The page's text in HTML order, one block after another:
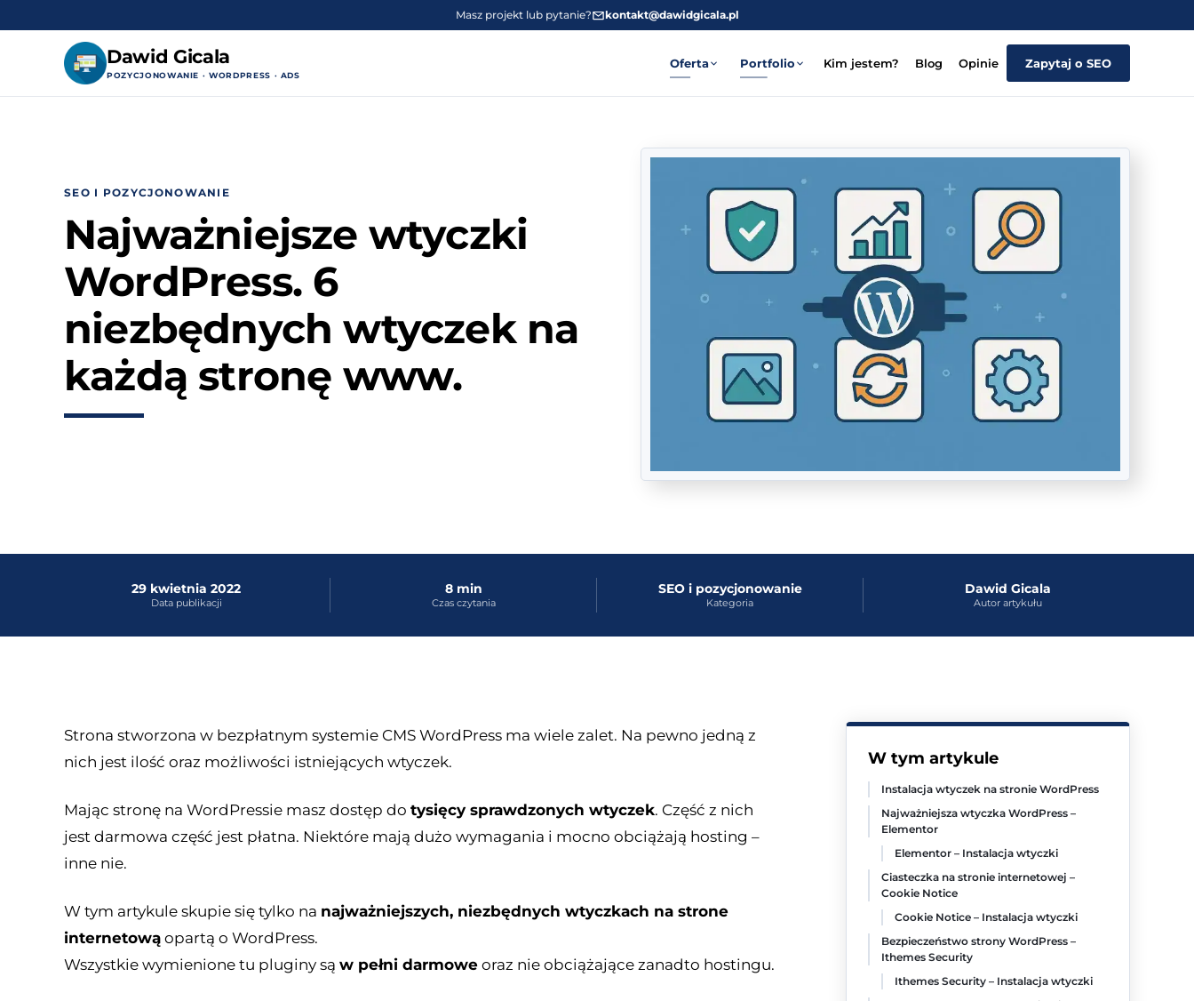
Masz projekt lub pytanie? kontakt@dawidgicala.pl
Dawid Gicala
POZYCJONOWANIE · WORDPRESS · ADS
Oferta Portfolio Kim jestem? Blog Opinie Zapytaj o SEO
SEO I POZYCJONOWANIE
Najważniejsze wtyczki
WordPress. 6
niezbędnych wtyczek na
każdą stronę www.
29 kwietnia 2022
Data publikacji
8 min
Czas czytania
SEO i pozycjonowanie
Kategoria
Dawid Gicala
Autor artykułu
Strona stworzona w bezpłatnym systemie CMS WordPress ma wiele zalet. Na pewno jedną z
nich jest ilość oraz możliwości istniejących wtyczek.
Mając stronę na WordPressie masz dostęp do tysięcy sprawdzonych wtyczek. Część z nich
jest darmowa część jest płatna. Niektóre mają dużo wymagania i mocno obciążają hosting –
inne nie.
W tym artykule skupie się tylko na najważniejszych, niezbędnych wtyczkach na strone
internetową opartą o WordPress.
Wszystkie wymienione tu pluginy są w pełni darmowe oraz nie obciążające zanadto hostingu.
W tym artykule
Instalacja wtyczek na stronie WordPress
Najważniejsza wtyczka WordPress –
Elementor
Elementor – Instalacja wtyczki
Ciasteczka na stronie internetowej –
Cookie Notice
Cookie Notice – Instalacja wtyczki
Bezpieczeństwo strony WordPress –
Ithemes Security
Ithemes Security – Instalacja wtyczki